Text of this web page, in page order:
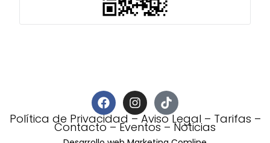
Política de Privacidad–Aviso Legal – Tarifas –
Contacto–Eventos–Noticias